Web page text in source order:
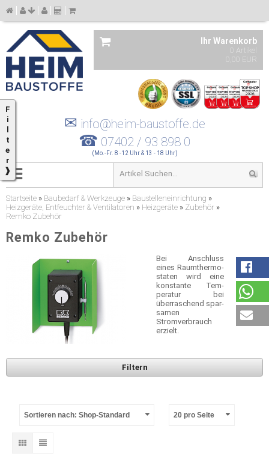
Ihr Warenkorb
0 Artikel
0,00 EUR
✉ info@heim-baustoffe.de
☎ 07402 / 93 898 0
(Mo.-Fr. 8 -12 Uhr & 13 - 18 Uhr)
Startseite » Baubedarf & Werkzeuge » Baustelleneinrichtung »
Heizgeräte, Entfeuchter & Ventilatoren » Heizgeräte » Zubehör »
Remko Zubehör
Remko Zubehör
Bei Anschluss
eines Raumthermo­
staten wird eine
konstante Tem­
peratur bei
überraschend spar­
samen
Stromverbrauch
erzielt.
Filtern
Sortieren nach: Shop-Standard 20 pro Seite
F
i
t
e
r
❱